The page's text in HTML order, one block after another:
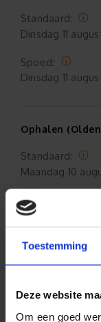
Toestemming
Deze website
Om een goed
Standaard:
Dinsdag 11
Spoed:
Dinsdag 11
Ophalen
Standaard:
Maandag 10
Spoed:
Maandag
Formaat
Gratis